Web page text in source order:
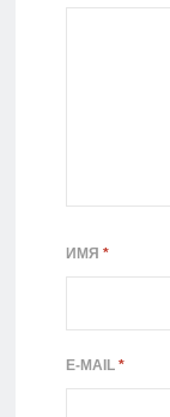
ИМЯ *
E-MAIL *